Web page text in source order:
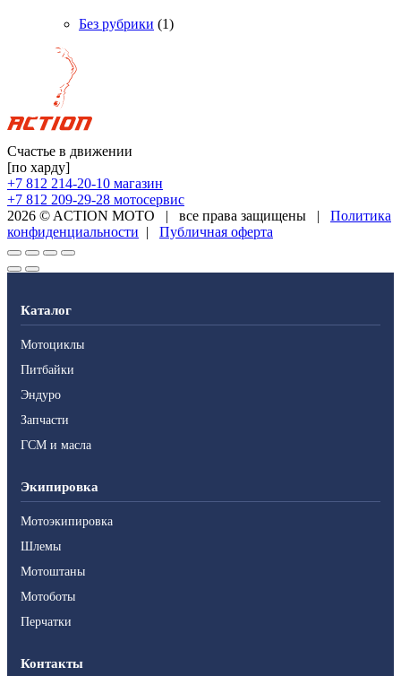
Без рубрики (1)
Счастье в движении
[по харду]
+7 812 214-20-10 магазин
+7 812 209-29-28 мотосервис
2026 © ACTION MOTO | все права защищены |
Политика
конфиденциальности | Публичная оферта
Каталог
Мотоциклы
Питбайки
Эндуро
Запчасти
ГСМ и масла
Экипировка
Мотоэкипировка
Шлемы
Мотоштаны
Мотоботы
Перчатки
Контакты